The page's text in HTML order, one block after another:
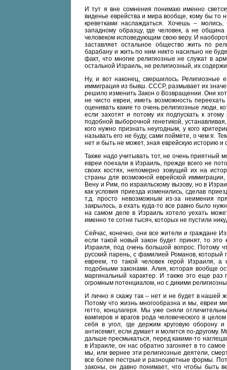
И тут я вне сомнения понимаю именно
виденье еврейства и мира вообще, кому бы
креветками наслаждаться. Хочешь –
западному образцу, где человек, а не
человеком исповедующим свою веру. И
заставляет остальное общество жить по
барабану и жить по ним никто насильно не
факт, что многие религиозные не служат в
остальной Израиль, не религиозный, их
Ну, и вот наконец, свершилось. Религиозные
иммиграция из бывш. СССР, размывает их
решило изменить Закон о Возвращении. Они
не чисто евреи, иметь возможность
оценивать какие то очень религиозные люди,
если захотят и потому их подпускать к
подобной выборочной генетикой,
кого нужно признать неугодным, у кого
называть его не буду, сами поймете, о чем я.
нет и быть не может, зная еврейскую историю и
Также надо учитывать тот, не очень приятный
евреи поехали в Израиль, прежде всего не
своих костях, непомерно зовущий их на
страны для возможной еврейской
Вену и Рим, по израильскому вызову, но в
как условия приезда изменились, сделав
т.д. просто невозможным из-за неимения
закрылось, а ехать куда-то все равно было
на самом деле в Израиль хотело уехать
именно те сотни тысяч, которых не пустили
Сейчас, конечно, они все жители и граждане
если такой новый закон будет принят, то
Израиля, под очень большой вопрос. Потому
русский парень, с фамилией Романов,
евреем, то такой человек герой Израиля, а
подобными законами. Алия, которая вообще
маргинальный характер. И также это еще раз
огромным потенциалом, но с дикими
И лично я скажу так – нет и не будет в нашей
Потому что жизнь многообразна и мы, евреи
гетто, концлагеря. Мы уже сняли
вампиров и врагов рода человеческого в
себя в угол, где держим круговую оборону
антисемит, если думает и молится по-другому.
дальше пресмыкаться, перед какими-то
в Израиле, он нас обратно загоняет в то
мы, или вернее эти религиозные деятели,
все более пестрые и разноцветные формы.
законы, он давно понимает, что чтобы быть